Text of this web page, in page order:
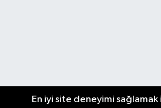
En iyi site deneyimi